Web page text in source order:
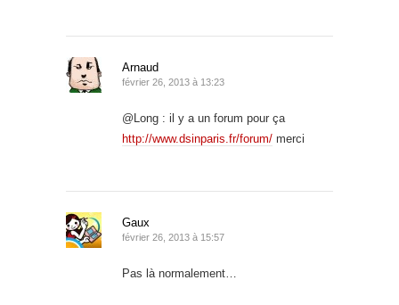
Arnaud
février 26, 2013 à 13:23
@Long : il y a un forum pour ça
http://www.dsinparis.fr/forum/ merci
Gaux
février 26, 2013 à 15:57
Pas là normalement…